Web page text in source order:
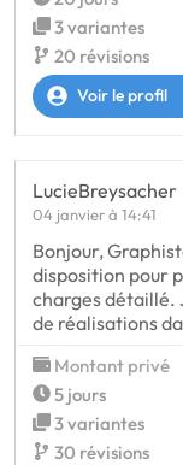
3 variantes
20 révisions
Voir le profil
LucieBreysacher
04 janvier à 14:41
Bonjour,
disposition pour
charges détaillé.
de réalisations
Montant privé
5 jours
3 variantes
30 révisions